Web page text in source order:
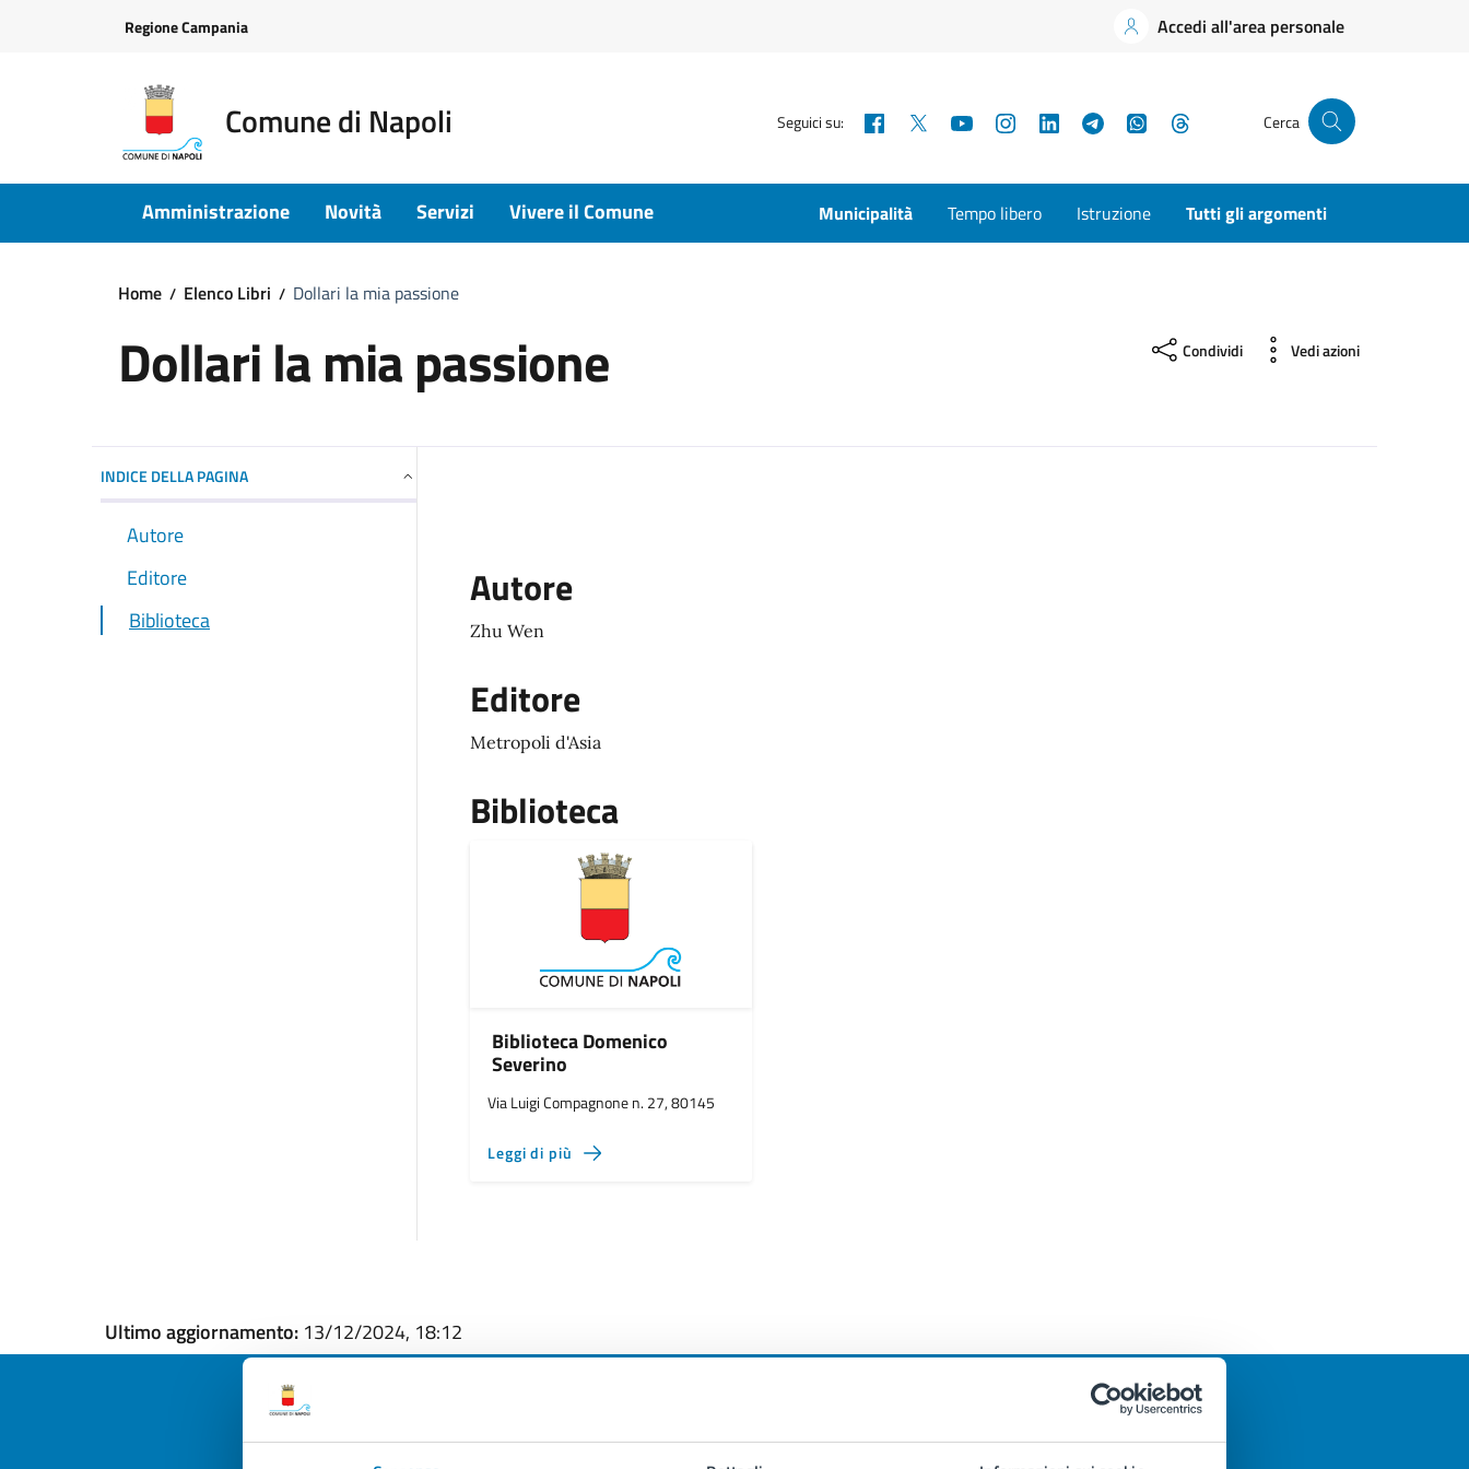
Regione Campania Accedi all'area personale
Comune di Napoli Seguici su: Facebook YouTubeInstagramLinkedInTelegramWhatsApp Cerca
Amministrazione Novità Servizi Vivere il Comune Municipalità Tempo libero Istruzione Tutti gli argomenti
Home Elenco Libri Dollari la mia passione
Dollari la mia passione Condividi Vedi azioni
INDICE DELLA PAGINA
Autore
Editore
Biblioteca
Autore
Zhu Wen
Editore
Metropoli d'Asia
Biblioteca
Biblioteca Domenico
Severino
Via Luigi Compagnone n. 27, 80145
Leggi di più
Ultimo aggiornamento: 13/12/2024, 18:12